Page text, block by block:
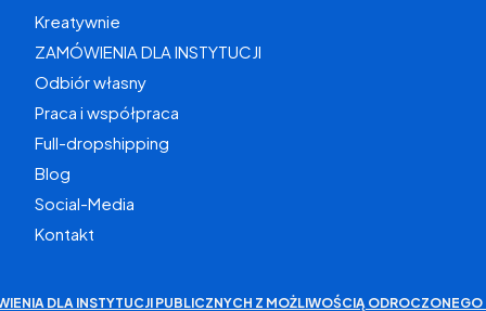
Kreatywnie
ZAMÓWIENIA DLA INSTYTUCJI
Odbiór własny
Praca i współpraca
Full-dropshipping
Blog
Social-Media
Kontakt
DLA INSTYTUCJI PUBLICZNYCH Z MOŻLIWOŚCIĄ ODROCZONEGO